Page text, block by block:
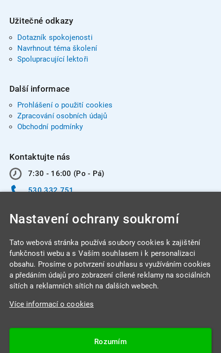
Užitečné odkazy
Dotazník spokojenosti
Navrhnout téma školení
Spolupracující lektoři
Další informace
Prohlášení o použití cookies
Zpracování osobních údajů
Obchodní podmínky
Kontaktujte nás
7:30 - 16:00 (Po - Pá)
530 332 751
INTEGRA CENTRUM s.r.o.
Jabloňová 662/7
Datová schránka: 4beca6d
Nastavení ochrany soukromí
Tato webová stránka používá soubory cookies k zajištění
funkčnosti webu a s Vaším souhlasem i k personalizaci
obsahu. Prosíme o potvrzení souhlasu s využíváním cookies
a předáním údajů pro zobrazení cílené reklamy na sociálních
sítích a reklamních sítích na dalších webech.
Více informací o cookies
Rozumím